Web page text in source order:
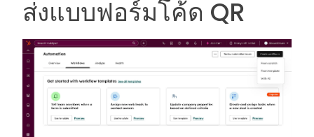
ส่งแบบฟอร์มโค้ด QR